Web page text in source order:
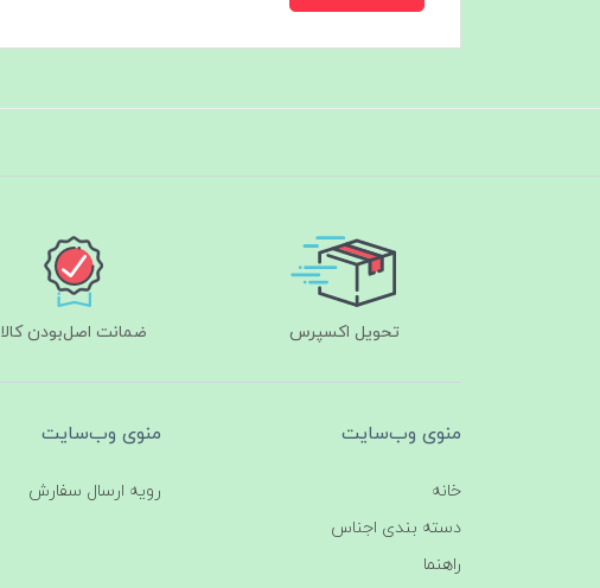
تحویل اکسپرس ضمانت اصل‌بودن کالا
منوی وب‌سایت
خانه
دسته بندی اجناس
راهنما
منوی وب‌سایت
رویه ارسال سفارش